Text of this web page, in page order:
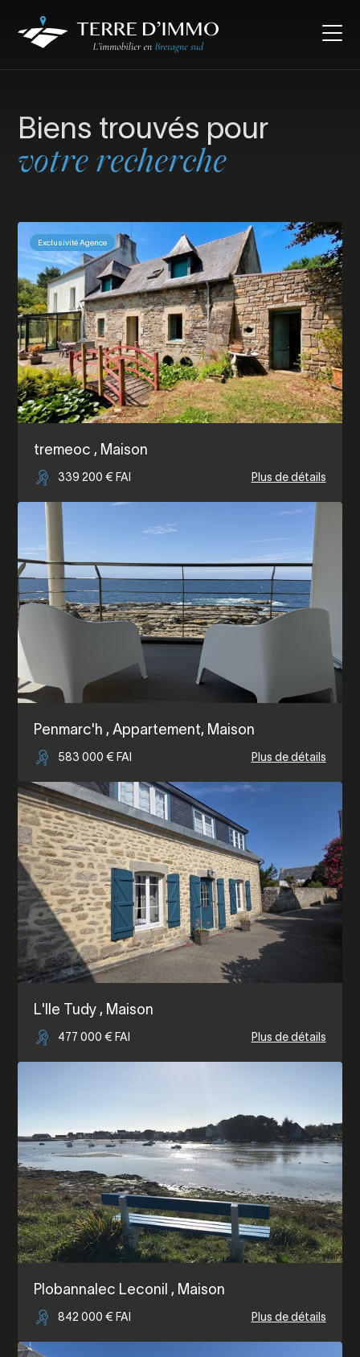
Biens trouvés pour
votre recherche
Exclusivité Agence
tremeoc , Maison
339 200 € FAI Plus de détails
Penmarc'h , Appartement, Maison
583 000 € FAI Plus de détails
L'Ile Tudy , Maison
477 000 € FAI Plus de détails
Plobannalec Leconil , Maison
842 000 € FAI Plus de détails